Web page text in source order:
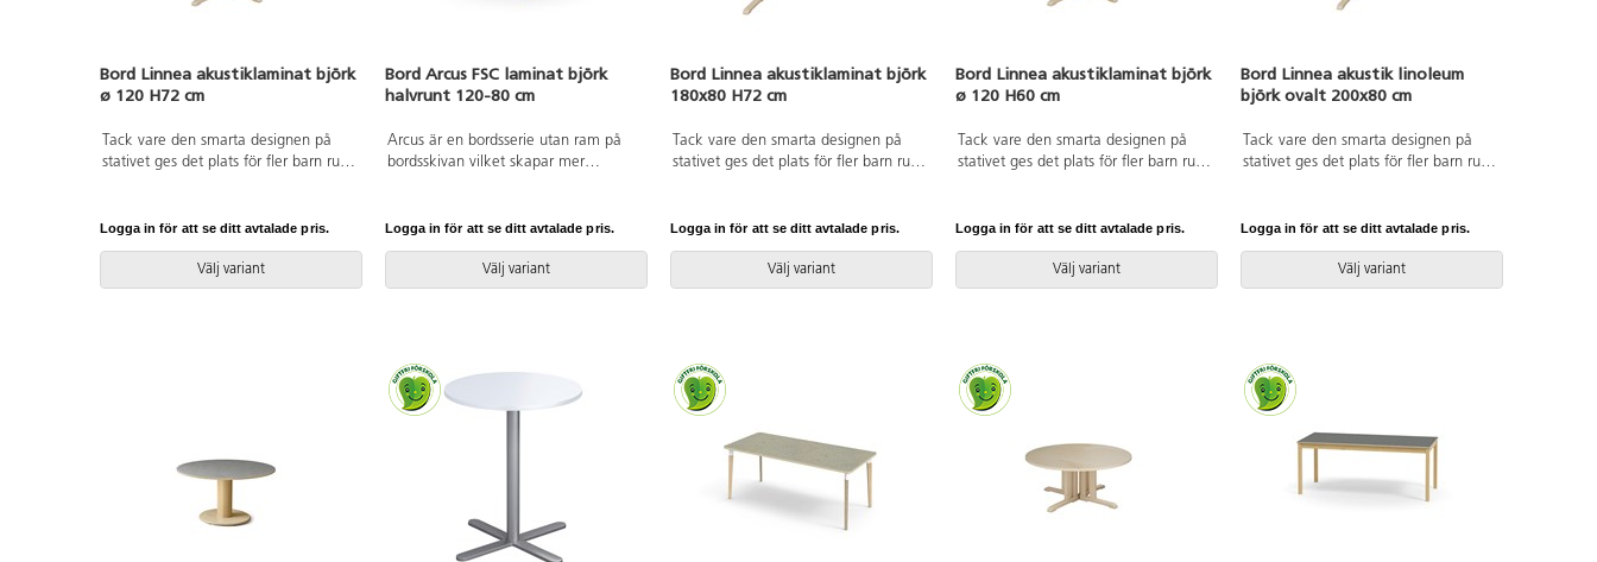
Bord Linnea akustiklaminat björk
ø 120 H72 cm
Tack vare den smarta designen på
stativet ges det plats för fler barn runt
i klarlackerad, massiv björk.
Logga in för att se ditt avtalade pris.
Välj variant
Bord Arcus FSC laminat björk
halvrunt 120-80 cm
Arcus är en bordsserie utan ram på
bordsskivan vilket skapar mer
laminat. Hörnradie på 40 mm.
Bordsben i björkplywood med en
vinkel utåt och en avsmalande form
neråt längs benet.
Logga in för att se ditt avtalade pris.
Välj variant
Bord Linnea akustiklaminat björk
180x80 H72 cm
Tack vare den smarta designen på
stativet ges det plats för fler barn runt
i klarlackerad, massiv björk.
Avrundade hörn.
Logga in för att se ditt avtalade pris.
Välj variant
Bord Linnea akustiklaminat björk
ø 120 H60 cm
Tack vare den smarta designen på
stativet ges det plats för fler barn runt
i klarlackerad, massiv björk.
Logga in för att se ditt avtalade pris.
Välj variant
Bord Linnea akustik linoleum
björk ovalt 200x80 cm
Tack vare den smarta designen på
stativet ges det plats för fler barn runt
tåligt och ljuddämpande
naturmaterial helt fritt från PVC och
ftalater. Stativ i klarlackerad, massiv
björk.
Logga in för att se ditt avtalade pris.
Välj variant